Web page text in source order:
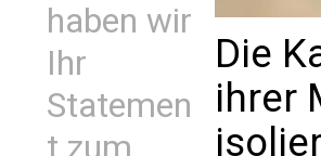
haben wir
Ihr
Statemen
t zum
Die
ihrer